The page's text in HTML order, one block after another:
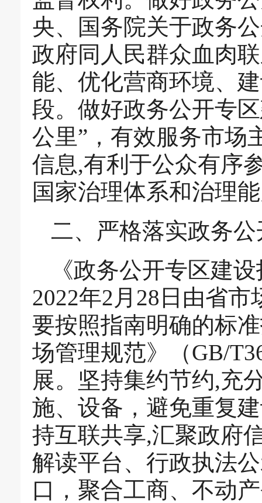
央、国务院关于政务
政府同人民群众血肉
能、优化营商环境、
段。做好政务公开专
公里”，有效服务市场
信息,有利于公众有序
国家治理体系和治理
二、严格落实政务
《政务公开专区建
2022年2月28日由省
要按照指南明确的标
场管理规范》（GB/
展。坚持集约节约,充
施、设备，避免重复
持互联共享,汇聚政府
解读平台、行政执法
口，聚合工商、不动